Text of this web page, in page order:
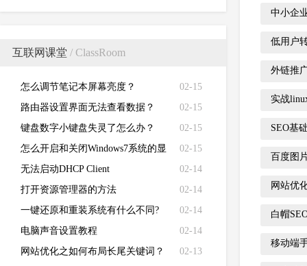
互联网课堂 / ClassRoom
02-15
怎么调节笔记本屏幕亮度？
02-15
路由器设置界面无法查看数据？
02-15
键盘数字小键盘失灵了怎么办？
02-15
怎么开启和关闭Windows7系统的显
卡硬件加速功能
02-14
无法启动DHCP Client
02-14
打开资源管理器的方法
02-14
一键还原和重装系统有什么不同?
02-14
电脑声音设置教程
02-13
网站优化之如何布局长尾关键词？
中小企
低用户
外链推
实战
SEO基
百度图
网站优
白帽
移动端